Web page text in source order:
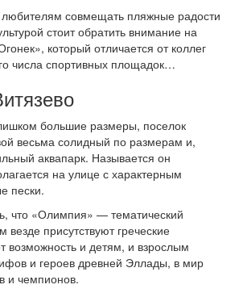
совмещать пляжные радости
стоит обратить внимание на
который отличается от коллег
числа спортивных площадок…
большие размеры, поселок
весьма солидный по размерам и,
аквапарк. Называется он
на улице с характерным
пески.
что «Олимпия» — тематический
присутствуют греческие
возможность и детям, и взрослым
и героев древней Эллады, в мир
и чемпионов.